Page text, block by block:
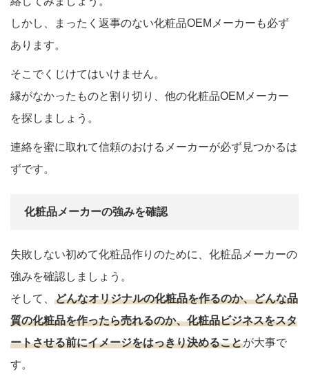
しかし、まったく返事のない化粧品OEMメーカーも必ず
あります。
そこでくじけてはいけません。
縁がなかったものと割り切り、他の化粧品OEMメーカー
を探しましょう。
連絡を蜜に取れて信頼のおけるメーカーが必ず見つかるは
ずです。
化粧品メーカーの強みを確認
失敗しない初めて化粧品作りのために、化粧品メーカーの
強みを確認しましょう。
そして、 どんなオリジナルの化粧品を作るのか、どんな品
質の化粧品を作ったら売れるのか、化粧品ビジネスをスタ
ートさせる前にイメージをはっきり決めることが大事で
す。